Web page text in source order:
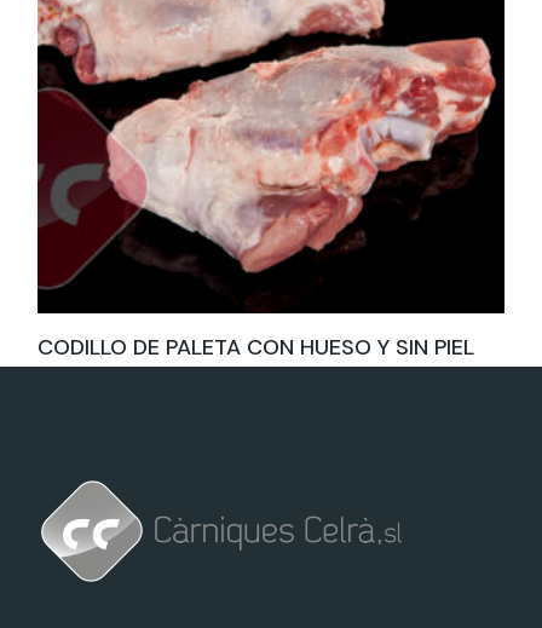
CODILLO DE PALETA CON HUESO Y SIN PIEL